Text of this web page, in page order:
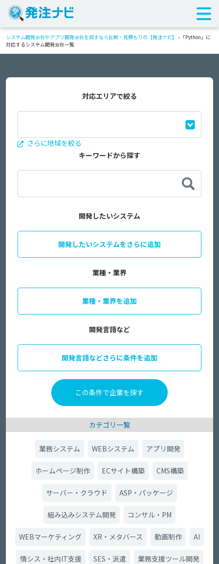
システム開発会社やアプリ開発会社を探すなら比較・見積もりの【発注ナビ】 › 「Python」に
対応するシステム開発会社一覧
対応エリアで絞る
さらに地域を絞る
キーワードから探す
開発したいシステム
開発したいシステムをさらに追加
業種・業界
業種・業界を追加
開発言語など
開発言語などさらに条件を追加
カテゴリ一覧
業務システム WEBシステム アプリ開発
ホームページ制作 ECサイト構築 CMS構築
サーバー・クラウド ASP・パッケージ
組み込みシステム開発 コンサル・PM
WEBマーケティング XR・メタバース 動画制作 AI
情シス・社内IT支援 SES・派遣 業務支援ツール開発